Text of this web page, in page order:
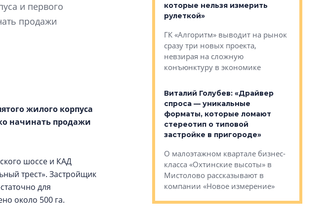
и первого
продажи
жилого корпуса
начинать продажи
шоссе и КАД
трест». Застройщик
для
около 500 га.
визуальной чистоте»
Что важнее для современного
– другая компания»
гендиректор STAVNI Александр
Свинолобов
которые нельзя измерить
рулеткой»
ГК «Алгоритм» выводит на рынок
сразу три новых проекта,
невзирая на сложную
конъюнктуру в экономике
Виталий Голубев: «Драйвер
спроса — уникальные
форматы, которые ломают
стереотип о типовой
застройке в пригороде»
О малоэтажном квартале бизнес-
класса «Охтинские высоты» в
Мистолово рассказывают в
компании «Новое измерение»